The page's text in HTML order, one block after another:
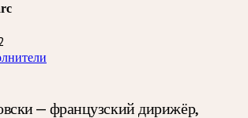
— французский дирижёр,